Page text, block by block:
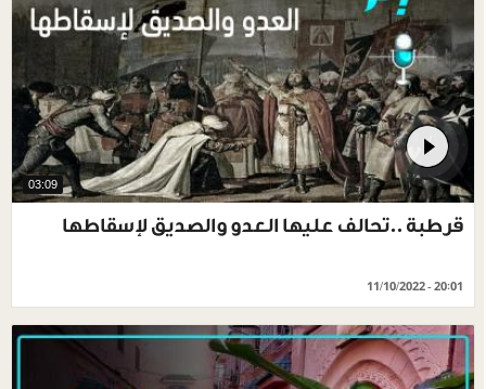
03:09
قرطبة ..تحالف عليها العدو والصديق لإسقاطها
11/10/2022 - 20:01